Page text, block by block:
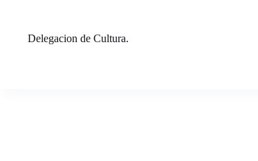
Delegacion de Cultura.